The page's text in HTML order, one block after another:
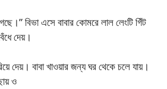
বিভা এসে বাবার কোমরে লাল লেংটি গিঁট
দেয়।
দেয়। বাবা খাওয়ার জন্য ঘর থেকে চলে যায়।
ও